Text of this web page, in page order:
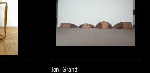
Collection art contemporain - La
Pompidou, Musée national d'art moderne
Sophie Duplaix, Paris, Centre Pompidou,
Toni Grand